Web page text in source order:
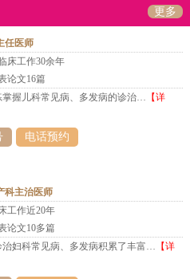
更多
任医师
床工作30余年
论文16篇
掌握儿科常见病、多发病的诊治… 【详
电话预约
科主治医师
工作近20年
论文10多篇
治妇科常见病、多发病积累了丰富… 【详